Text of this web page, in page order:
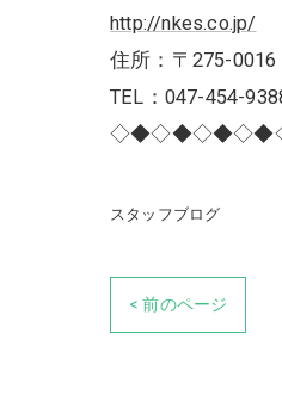
http://nkes.co.jp/
住所：〒275-
TEL：047-454-
スタッフブログ
< 前のページ